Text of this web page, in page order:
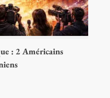
: 2 Américains